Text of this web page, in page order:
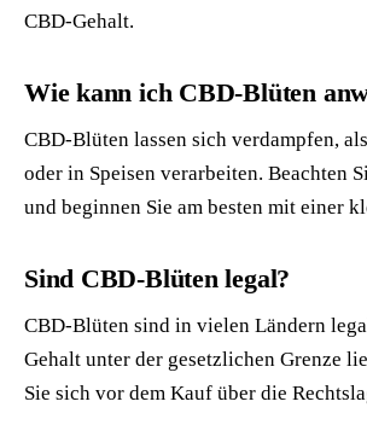
CBD-Gehalt.
Wie kann ich CBD-Blüten
CBD-Blüten lassen sich verdampfen,
oder in Speisen verarbeiten. Beachten
und beginnen Sie am besten mit einer
Sind CBD-Blüten legal?
CBD-Blüten sind in vielen Ländern
Gehalt unter der gesetzlichen Grenze
Sie sich vor dem Kauf über die